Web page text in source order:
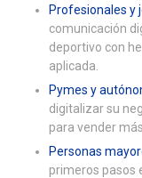
Profesionales y
comunicación
deportivo con
aplicada.
Pymes y
digitalizar su
para vender
Personas
primeros pasos